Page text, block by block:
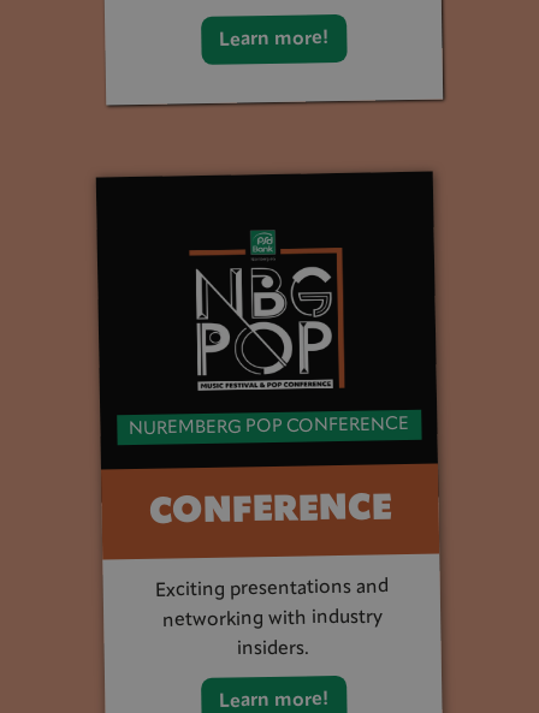
Learn more!
NUREMBERG POP CONFERENCE
CONFERENCE
Exciting presentations and
networking with industry
insiders.
Learn more!